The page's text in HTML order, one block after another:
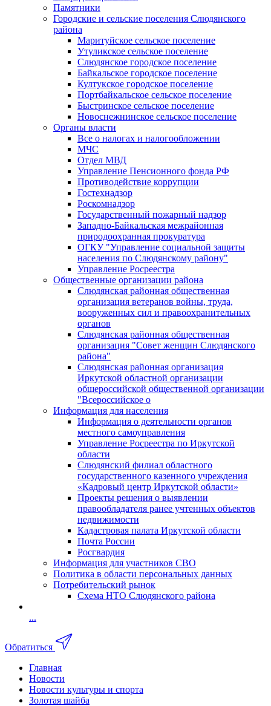
Памятники
Городские и сельские поселения Слюдянского
района
Маритуйское сельское поселение
Утуликское сельское поселение
Слюдянское городское поселение
Байкальское городское поселение
Култукское городское поселение
Портбайкальское сельское поселение
Быстринское сельское поселение
Новоснежнинское сельское поселение
Органы власти
Все о налогах и налогообложении
МЧС
Отдел МВД
Управление Пенсионного фонда РФ
Противодействие коррупции
Гостехнадзор
Роскомнадзор
Государственный пожарный надзор
Западно-Байкальская межрайонная
природоохранная прокуратура
ОГКУ "Управление социальной защиты
населения по Слюдянскому району"
Управление Росреестра
Общественные организации района
Слюдянская районная общественная
организация ветеранов войны, труда,
вооруженных сил и правоохранительных
органов
Слюдянская районная общественная
организация "Совет женщин Слюдянского
района"
Слюдянская районная организация
Иркутской областной организации
общероссийской общественной организации
"Всероссийское о
Информация для населения
Информация о деятельности органов
местного самоуправления
Управление Росреестра по Иркутской
области
Слюдянский филиал областного
государственного казенного учреждения
«Кадровый центр Иркутской области»
Проекты решения о выявлении
правообладателя ранее учтенных объектов
недвижимости
Кадастровая палата Иркутской области
Почта России
Росгвардия
Информация для участников СВО
Политика в области персональных данных
Потребительский рынок
Схема НТО Слюдянского района
...
Обратиться
Главная
Новости
Новости культуры и спорта
Золотая шайба